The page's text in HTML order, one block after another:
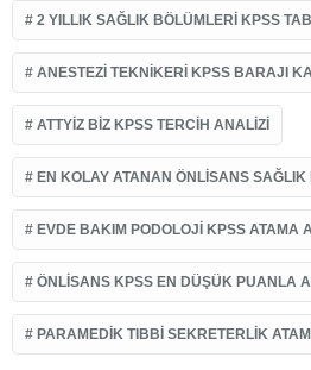
2 YILLIK SAĞLIK BÖLÜMLERI KPSS
ANESTEZI TEKNIKERI KPSS BARAJI
ATTYIZ BIZ KPSS TERCIH ANALIZI
EN KOLAY ATANAN ÖNLISANS SAĞLIK
EVDE BAKIM PODOLOJI KPSS ATAMA
ÖNLISANS KPSS EN DÜŞÜK PUANLA
PARAMEDIK TIBBI SEKRETERLIK